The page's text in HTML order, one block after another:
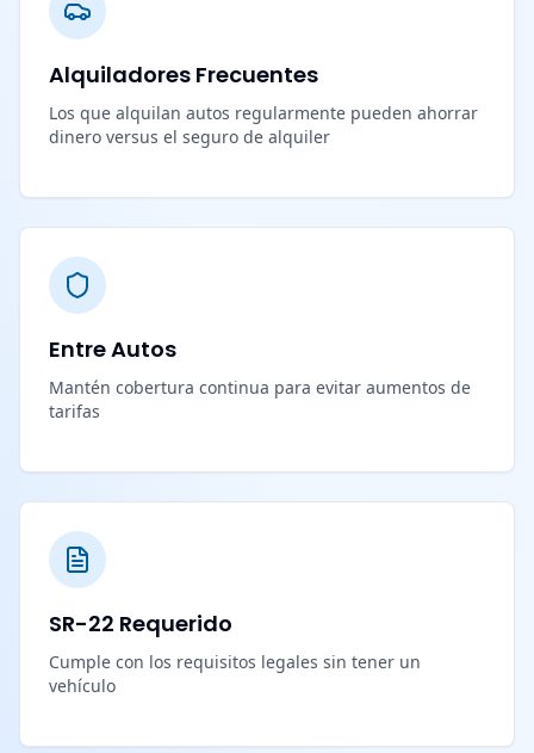
Alquiladores Frecuentes
Los que alquilan autos regularmente pueden ahorrar
dinero versus el seguro de alquiler
Entre Autos
Mantén cobertura continua para evitar aumentos de
tarifas
SR-22 Requerido
Cumple con los requisitos legales sin tener un
vehículo